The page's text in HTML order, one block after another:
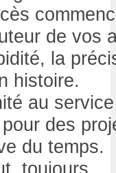
de vos
la
histoire.
au
des
du temps.
toujours.